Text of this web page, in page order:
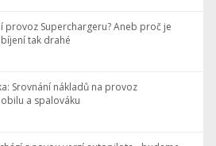
provoz Superchargeru? Aneb proč je
tak drahé
Srovnání nákladů na provoz
a spalováku